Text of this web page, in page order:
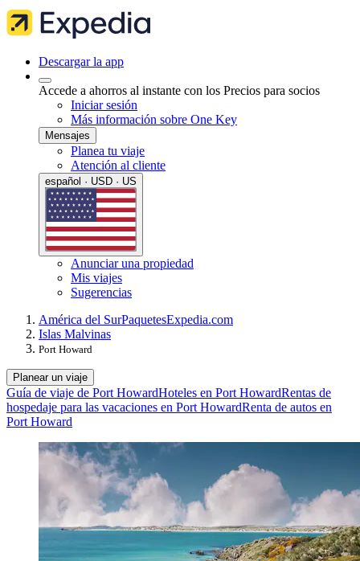
Descargar la app
Accede a ahorros al instante con los Precios para socios
Iniciar sesión
Más información sobre One Key
Mensajes
Planea tu viaje
Atención al cliente
español · USD · US
Anunciar una propiedad
Mis viajes
Sugerencias
América del SurPaquetesExpedia.com
Islas Malvinas
Port Howard
Planear un viaje
Guía de viaje de Port HowardHoteles en Port HowardRentas de
hospedaje para las vacaciones en Port HowardRenta de autos en
Port Howard